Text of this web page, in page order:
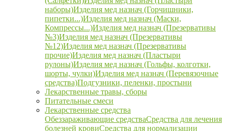
наборы)Изделия мед назнач (Горчишники,
пипетки...)Изделия мед назнач (Маски,
Компрессы...)Изделия мед назнач (Презервативы
№3)Изделия мед назнач (Презервативы
№12)Изделия мед назнач (Презервативы
прочие)Изделия мед назнач (Пластыри
рулоны)Изделия мед назнач (Гольфы, колготки,
шорты, чулки)Изделия мед назнач (Перевязочные
средства)Подгузники, пеленки, простыни
Лекарственные травы, сборы
Питательные смеси
Лекарственные средства
Обеззараживающие средстваСредства для лечения
болезней кровиСредства для нормализации